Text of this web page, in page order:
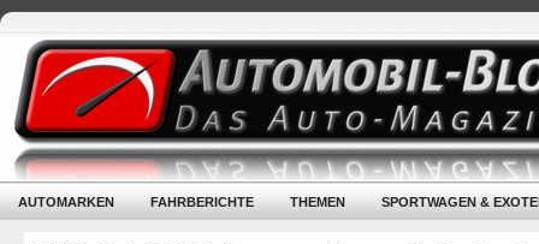
AUTOMARKEN FAHRBERICHTE THEMEN SPORTWAGEN &